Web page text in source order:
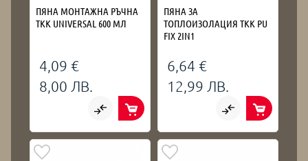
ПЯНА МОНТАЖНА РЪЧНА
TKK UNIVERSAL 600 МЛ
4,09 €
8,00 ЛВ.
ПЯНА ЗА
ТОПЛОИЗОЛАЦИЯ TKK PU
FIX 2IN1
6,64 €
12,99 ЛВ.